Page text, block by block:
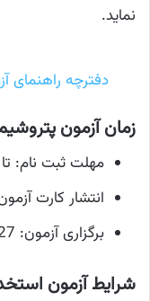
نماید.
دفترچه راهنمای
زمان آزمون
مهلت ثبت نام: تا 17 اردیبهشت 1403
انتشار کارت آزمون: 24 اردیبهشت
برگزاری آزمون: 27 یا 28 اردیبهشت 1403
شرایط آزمون